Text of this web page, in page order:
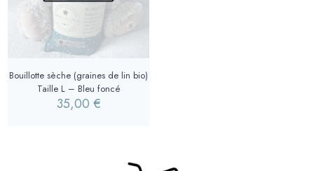
Bouillotte sèche (graines de lin bio)
Taille L – Bleu foncé
35,00 €